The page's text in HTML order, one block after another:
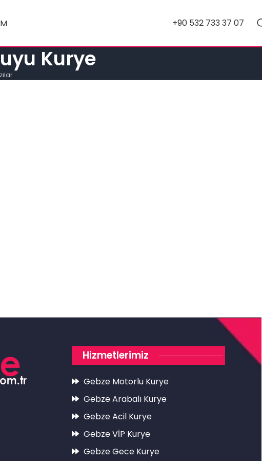
+90 532 733 37 07
Kurye
Hizmetlerimiz
Gebze Motorlu Kurye
Gebze Arabalı Kurye
Gebze Acil Kurye
Gebze VİP Kurye
Gebze Gece Kurye